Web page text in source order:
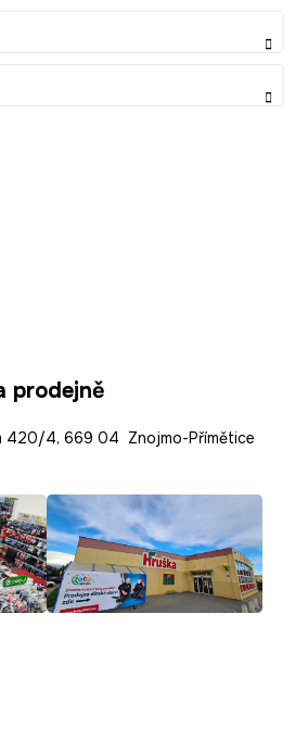
prodejně
420/4, 669 04 Znojmo-Přímětice